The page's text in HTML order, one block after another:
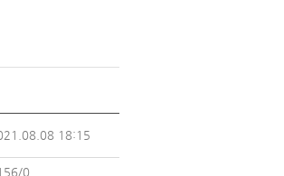
18:15
0